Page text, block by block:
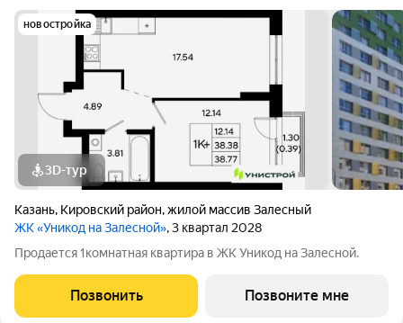
новостройка
3D-тур
Казань, Кировский район,жилой массив Залесный
ЖК «Уникод на Залесной», 3 квартал 2028
Продается 1комнатная квартира в ЖК Уникод на Залесной.
Позвонить Позвоните мне